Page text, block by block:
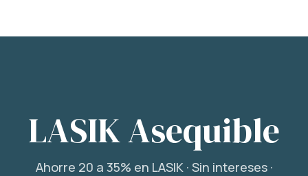
LASIK Asequible
Ahorre 20 a 35% en LASIK · Sin intereses ·